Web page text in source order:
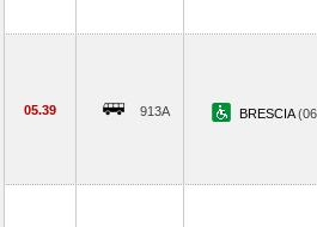
05.39 913A BRESCIA